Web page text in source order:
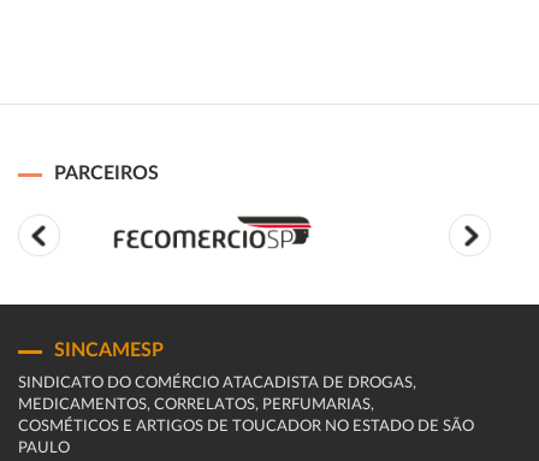
PARCEIROS
SINCAMESP
SINDICATO DO COMÉRCIO ATACADISTA DE DROGAS,
MEDICAMENTOS, CORRELATOS, PERFUMARIAS,
COSMÉTICOS E ARTIGOS DE TOUCADOR NO ESTADO DE SÃO
PAULO